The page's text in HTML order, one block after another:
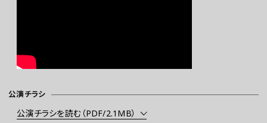
公演チラシ
公演チラシを読む（PDF/2.1MB）